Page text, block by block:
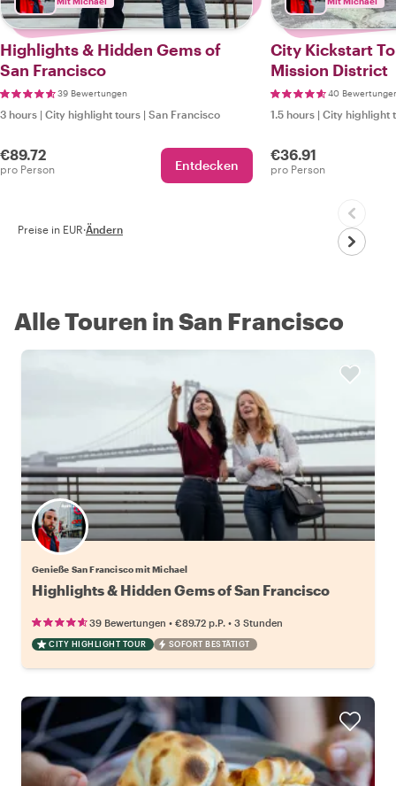
Highlights & Hidden Gems of
San Francisco
39 Bewertungen
3 hours | City highlight tours | San Francisco
€89.72
pro Person Entdecken
City Kickstart
Mission District
40
1.5 hours | City highlight
€36.91
pro Person
Preise in EUR·Ändern
Alle Touren in San Francisco
Genieße San Francisco mit Michael
Highlights & Hidden Gems of San Francisco
39 Bewertungen • €89.72 p.P. • 3 Stunden
CITY HIGHLIGHT TOUR SOFORT BESTÄTIGT